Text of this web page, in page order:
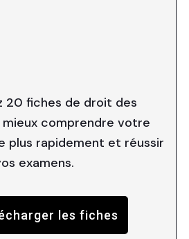
20 fiches de droit des
comprendre votre
plus rapidement et réussir
examens.
les fiches